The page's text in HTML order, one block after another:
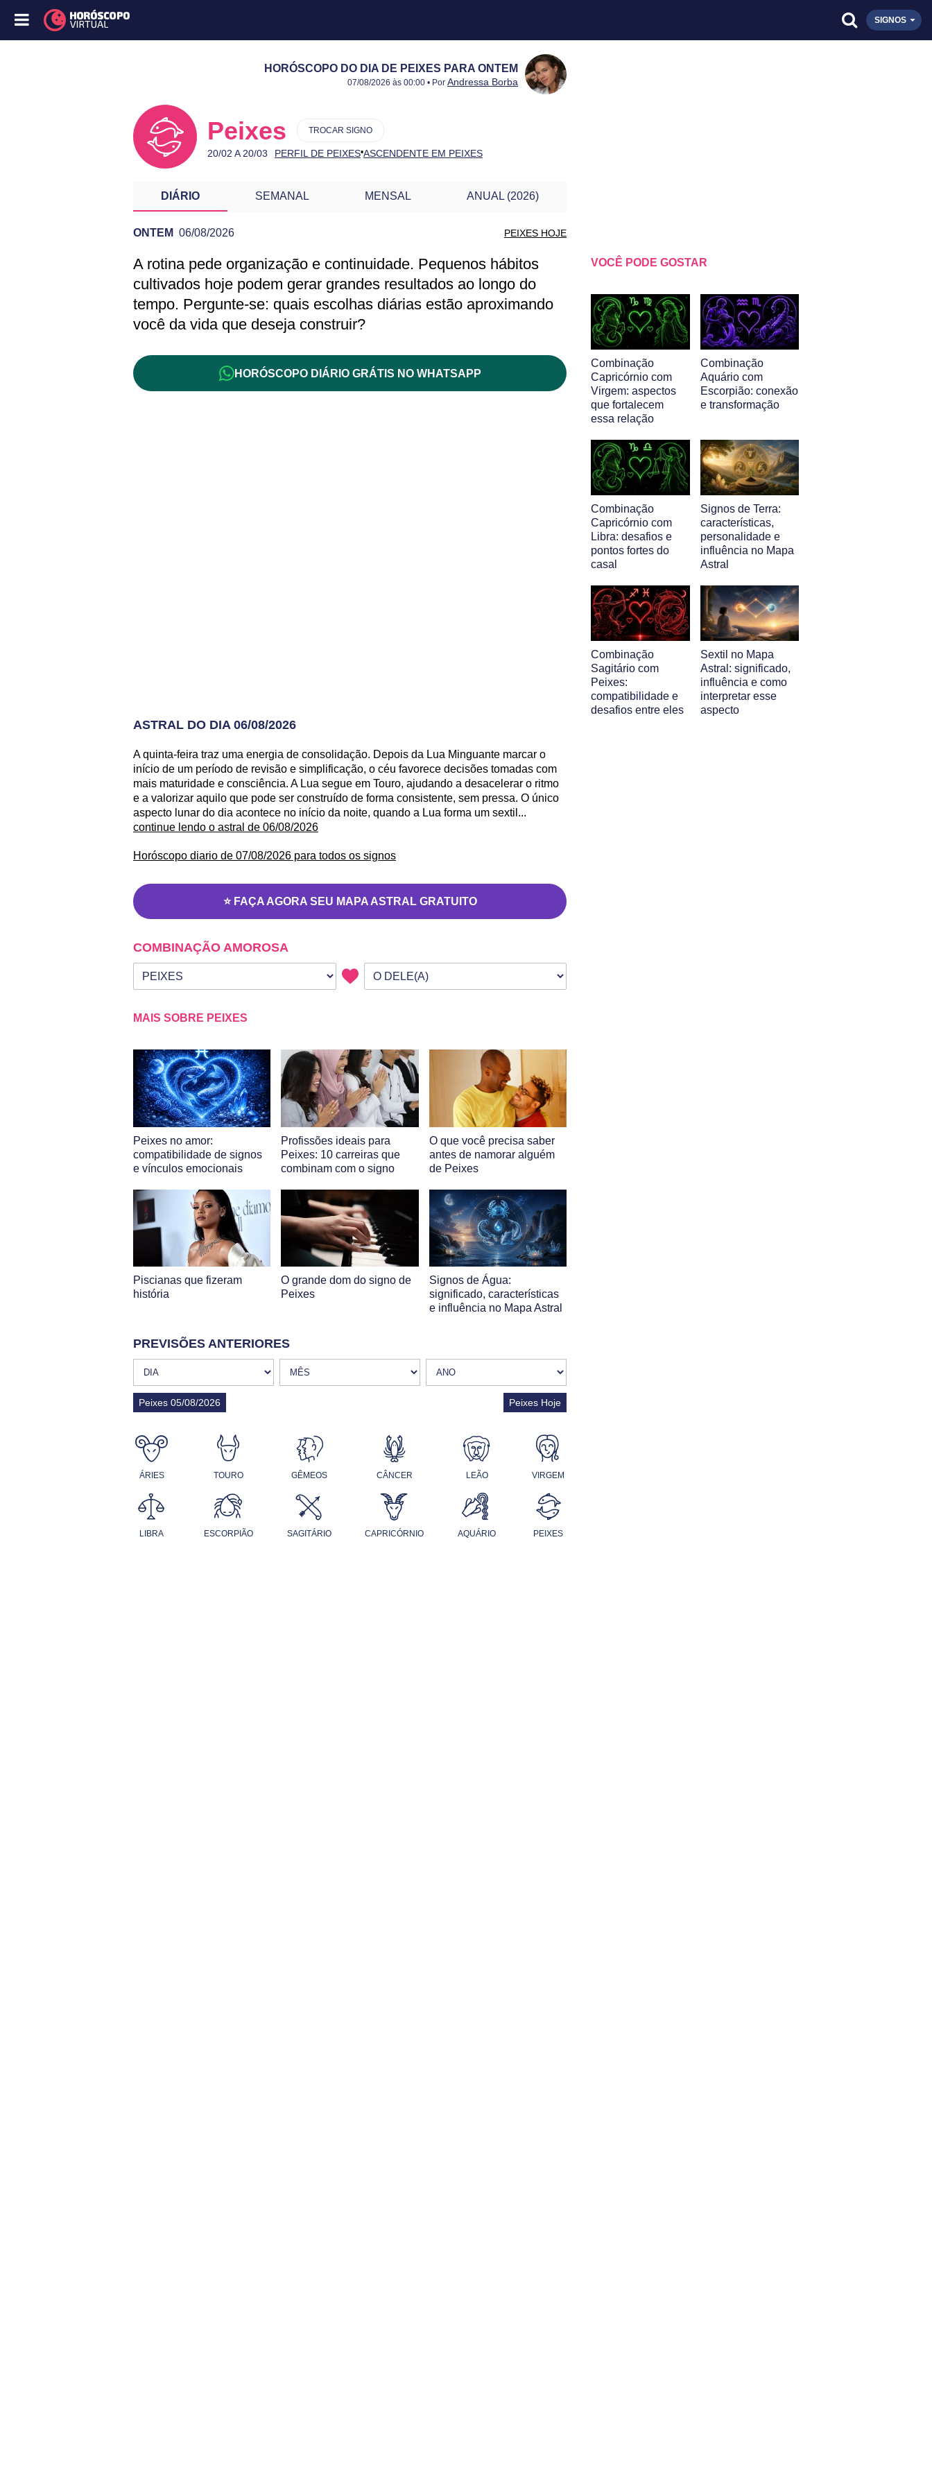
SIGNOS
HORÓSCOPO DO DIA DE PEIXES PARA ONTEM
Publicado:
06/08/2026
Atualizado:
06/08/2026
07/08/2026 às 00:00 • Por Andressa Borba
Peixes
20/02 A 20/03 PERFIL DE PEIXES•ASCENDENTE EM PEIXES
TROCAR SIGNO
DIÁRIO SEMANAL MENSAL ANUAL (2026)
ONTEM 06/08/2026 PEIXES HOJE
PREVISÃO DE PEIXES PARA ONTEM
A rotina pede organização e continuidade. Pequenos hábitos
cultivados hoje podem gerar grandes resultados ao longo do
tempo. Pergunte-se: quais escolhas diárias estão aproximando
você da vida que deseja construir?
HORÓSCOPO DIÁRIO GRÁTIS NO WHATSAPP
ASTRAL DO DIA 06/08/2026
A quinta-feira traz uma energia de consolidação. Depois da Lua Minguante marcar o
início de um período de revisão e simplificação, o céu favorece decisões tomadas com
mais maturidade e consciência. A Lua segue em Touro, ajudando a desacelerar o ritmo
e a valorizar aquilo que pode ser construído de forma consistente, sem pressa. O único
aspecto lunar do dia acontece no início da noite, quando a Lua forma um sextil...
continue lendo o astral de 06/08/2026
Horóscopo diario de 07/08/2026 para todos os signos
⭐ FAÇA AGORA SEU MAPA ASTRAL GRATUITO
COMBINAÇÃO AMOROSA
Seu signo
Signo da outra pessoa
MAIS SOBRE PEIXES
Peixes no amor:
compatibilidade de signos
e vínculos emocionais
Profissões ideais para
Peixes: 10 carreiras que
combinam com o signo
O que você precisa saber
antes de namorar alguém
de Peixes
Piscianas que fizeram
história
O grande dom do signo de
Peixes
Signos de Água:
significado, características
e influência no Mapa Astral
PREVISÕES ANTERIORES
Peixes 05/08/2026 Peixes Hoje
ÁRIES TOURO GÊMEOS CÂNCER LEÃO VIRGEM
LIBRA ESCORPIÃO SAGITÁRIO CAPRICÓRNIO AQUÁRIO PEIXES
VOCÊ PODE GOSTAR
Combinação
Capricórnio com
Virgem: aspectos
que fortalecem
essa relação
Combinação
Aquário com
Escorpião: conexão
e transformação
Combinação
Capricórnio com
Libra: desafios e
pontos fortes do
casal
Signos de Terra:
características,
personalidade e
influência no Mapa
Astral
Combinação
Sagitário com
Peixes:
compatibilidade e
desafios entre eles
Sextil no Mapa
Astral: significado,
influência e como
interpretar esse
aspecto